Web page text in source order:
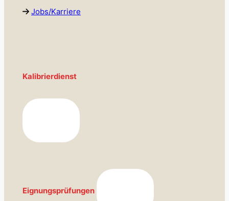
Jobs/Karriere
Kalibrierdienst
Eignungsprüfungen